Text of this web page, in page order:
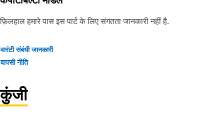
Attributes:
• Suitable for removing pins and bolts greater than 3 inch
and up to 4 inch (101.6 mm) in diameter.
• Improves consistency in repeated removal operations.
फ़िलहाल हमारे पास इस पार्ट के लिए संगतता जानकारी नहीं है.
वारंटी संबंधी जानकारी
वापसी नीति
कुंजी